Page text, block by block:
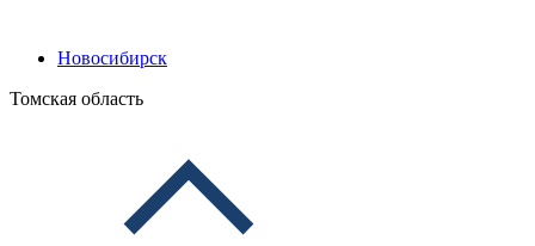
Новосибирск
Томская область